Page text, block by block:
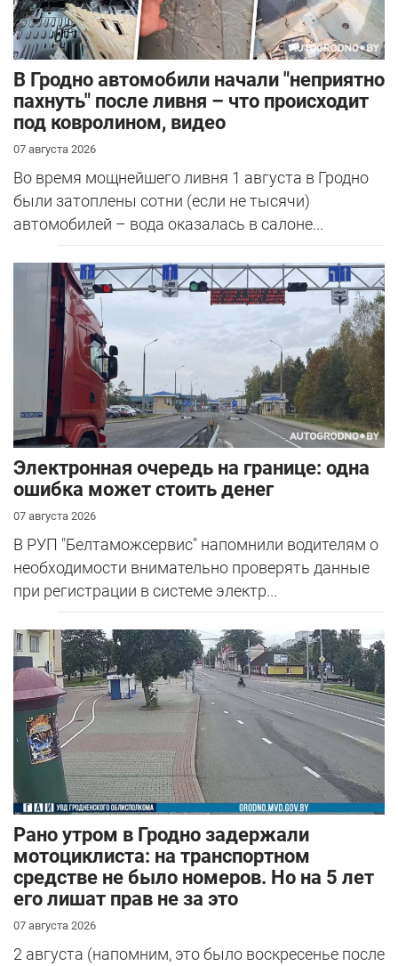
В Гродно автомобили начали "неприятно
пахнуть" после ливня – что происходит
под ковролином, видео
07 августа 2026
Во время мощнейшего ливня 1 августа в Гродно
были затоплены сотни (если не тысячи)
автомобилей – вода оказалась в салоне...
Электронная очередь на границе: одна
ошибка может стоить денег
07 августа 2026
В РУП "Белтаможсервис" напомнили водителям о
необходимости внимательно проверять данные
при регистрации в системе электр...
Рано утром в Гродно задержали
мотоциклиста: на транспортном
средстве не было номеров. Но на 5 лет
его лишат прав не за это
07 августа 2026
2 августа (напомним, это было воскресенье после